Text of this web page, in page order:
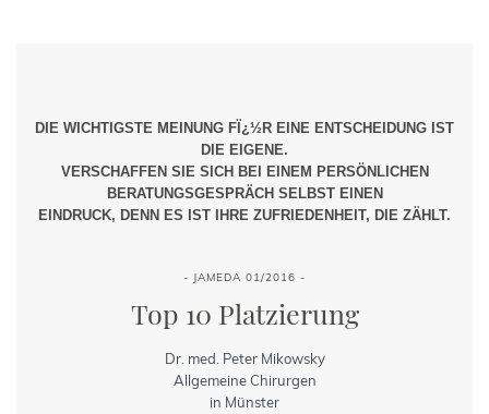
DIE WICHTIGSTE MEINUNG FÏ¿½R EINE ENTSCHEIDUNG IST
DIE EIGENE.
VERSCHAFFEN SIE SICH BEI EINEM PERSÖNLICHEN
BERATUNGSGESPRÄCH SELBST EINEN
EINDRUCK, DENN ES IST IHRE ZUFRIEDENHEIT, DIE ZÄHLT.
- JAMEDA 01/2016 -
Top 10 Platzierung
Dr. med. Peter Mikowsky
Allgemeine Chirurgen
in Münster